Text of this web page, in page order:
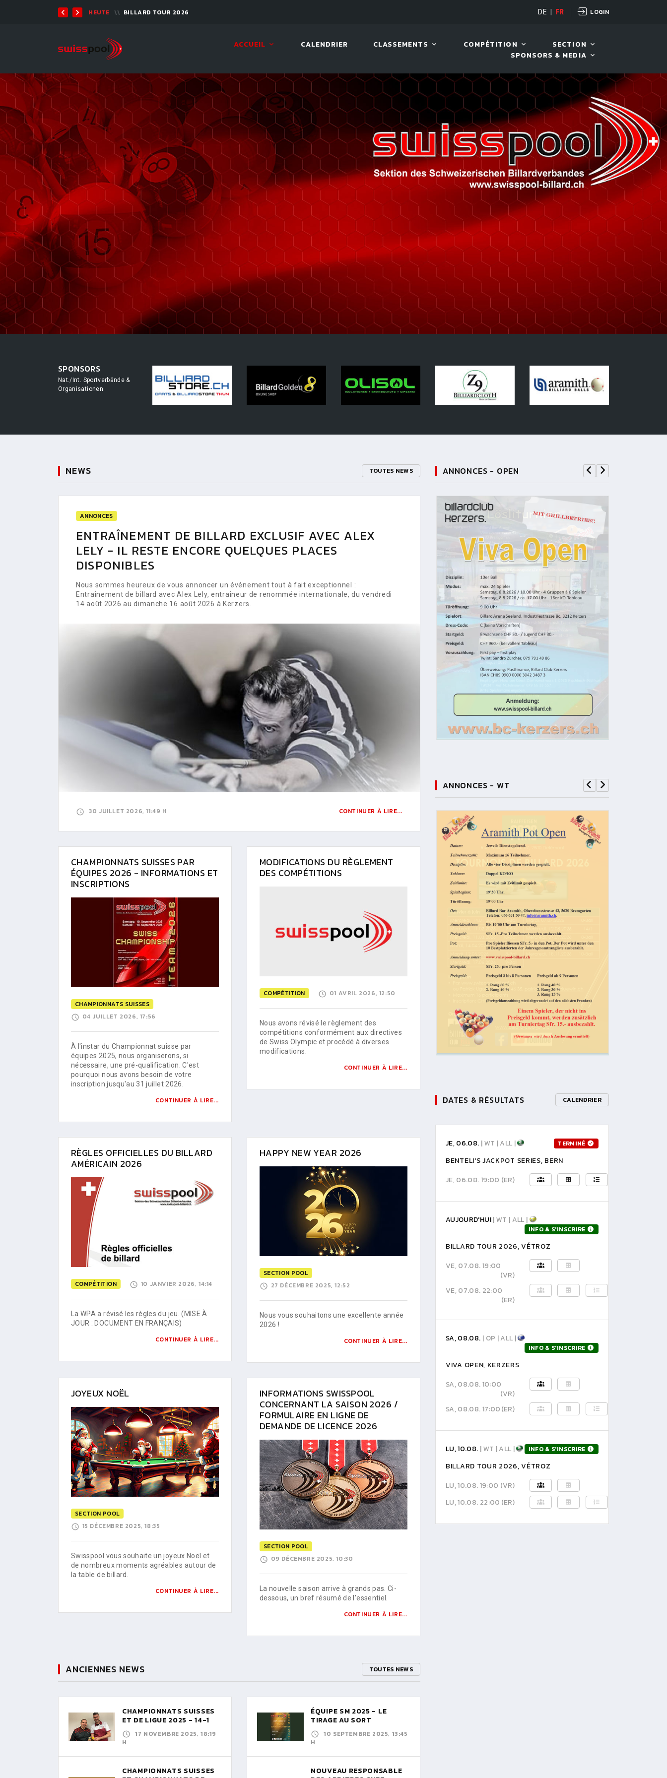
2026 - 9-BALL HEUTE BILLARD TOUR 2026 10 AOÛT. 2026, 19:00
DE FR LOGIN
ACCUEIL CALENDRIER CLASSEMENTS COMPÉTITION
SECTION
SPONSORS & MEDIA
SPONSORS
Nat./Int. Sportverbände &
Organisationen
NEWS TOUTES NEWS
ANNONCES
ENTRAÎNEMENT DE BILLARD EXCLUSIF AVEC ALEX
LELY - IL RESTE ENCORE QUELQUES PLACES
DISPONIBLES
Nous sommes heureux de vous annoncer un événement tout à fait exceptionnel :
Entraînement de billard avec Alex Lely, entraîneur de renommée internationale, du vendredi
14 août 2026 au dimanche 16 août 2026 à Kerzers.
30 JUILLET 2026, 11:49 H CONTINUER À LIRE...
CHAMPIONNATS SUISSES PAR
ÉQUIPES 2026 - INFORMATIONS ET
INSCRIPTIONS
CHAMPIONNATS SUISSES
04 JUILLET 2026, 17:56
À l'instar du Championnat suisse par
équipes 2025, nous organiserons, si
nécessaire, une pré-qualification. C'est
pourquoi nous avons besoin de votre
inscription jusqu'au 31 juillet 2026.
CONTINUER À LIRE...
MODIFICATIONS DU RÈGLEMENT
DES COMPÉTITIONS
COMPÉTITION 01 AVRIL 2026, 12:50
Nous avons révisé le règlement des
compétitions conformément aux directives
de Swiss Olympic et procédé à diverses
modifications.
CONTINUER À LIRE...
RÈGLES OFFICIELLES DU BILLARD
AMÉRICAIN 2026
COMPÉTITION 10 JANVIER 2026, 14:14
La WPA a révisé les règles du jeu. (MISE À
JOUR : DOCUMENT EN FRANÇAIS)
CONTINUER À LIRE...
HAPPY NEW YEAR 2026
SECTION POOL
27 DÉCEMBRE 2025, 12:52
Nous vous souhaitons une excellente année
2026 !
CONTINUER À LIRE...
JOYEUX NOËL
SECTION POOL
15 DÉCEMBRE 2025, 18:35
Swisspool vous souhaite un joyeux Noël et
de nombreux moments agréables autour de
la table de billard.
CONTINUER À LIRE...
INFORMATIONS SWISSPOOL
CONCERNANT LA SAISON 2026 /
FORMULAIRE EN LIGNE DE
DEMANDE DE LICENCE 2026
SECTION POOL
09 DÉCEMBRE 2025, 10:30
La nouvelle saison arrive à grands pas. Ci-
dessous, un bref résumé de l’essentiel.
CONTINUER À LIRE...
ANCIENNES NEWS TOUTES NEWS
CHAMPIONNATS SUISSES
ET DE LIGUE 2025 - 14-1
17 NOVEMBRE 2025, 18:19
H
CHAMPIONNATS SUISSES
ÉQUIPE SM 2025 - LE
TIRAGE AU SORT
10 SEPTEMBRE 2025, 13:45
H
NOUVEAU RESPONSABLE
ANNONCES - OPEN
ANNONCES - WT
DATES & RÉSULTATS CALENDRIER
JE, 06.08. | WT | ALL | TERMINÉ
BENTELI'S JACKPOT SERIES, BERN
JE, 06.08. 19:00 (ER)
AUJOURD'HUI| WT | ALL |
INFO & S'INSCRIRE
BILLARD TOUR 2026, VÉTROZ
VE, 07.08. 19:00
(VR)
VE, 07.08. 22:00
(ER)
SA, 08.08. | OP | ALL |
INFO & S'INSCRIRE
VIVA OPEN, KERZERS
SA, 08.08. 10:00
(VR)
SA, 08.08. 17:00(ER)
LU, 10.08. | WT | ALL | INFO & S'INSCRIRE
BILLARD TOUR 2026, VÉTROZ
LU, 10.08. 19:00 (VR)
LU, 10.08. 22:00 (ER)